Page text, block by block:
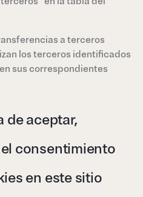
a terceros
los terceros identificados
sus correspondientes
de aceptar,
consentimiento
en este sitio